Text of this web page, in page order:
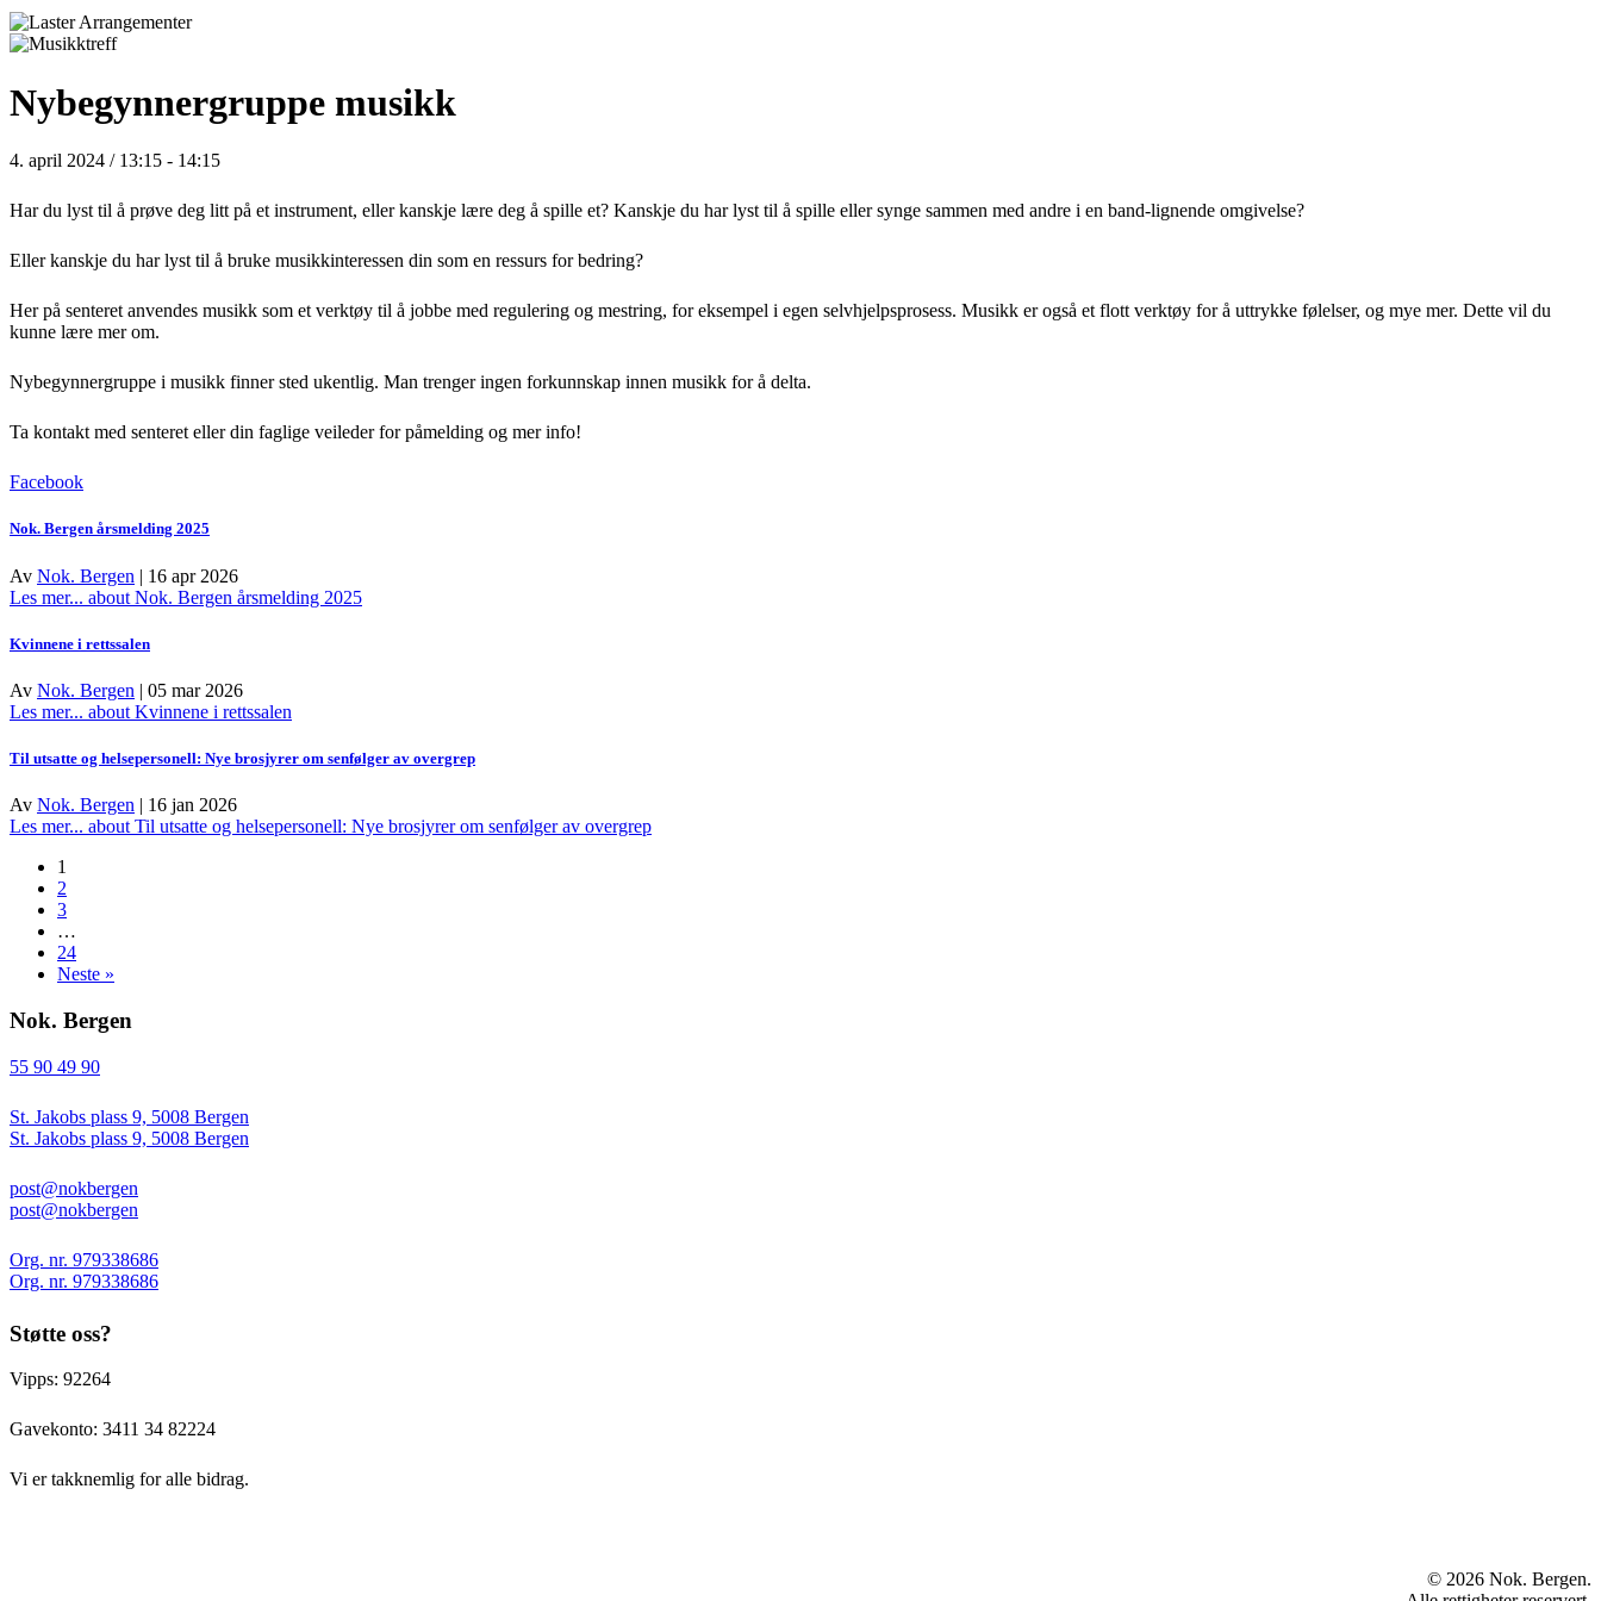
Nybegynnergruppe musikk
4. april 2024 / 13:15 - 14:15
Har du lyst til å prøve deg litt på et instrument, eller kanskje lære deg å spille et? Kanskje du har lyst til å spille eller synge sammen med andre i en band-lignende omgivelse?
Eller kanskje du har lyst til å bruke musikkinteressen din som en ressurs for bedring?
Her på senteret anvendes musikk som et verktøy til å jobbe med regulering og mestring, for eksempel i egen selvhjelpsprosess. Musikk er også et flott verktøy for å uttrykke følelser, og mye mer. Dette vil du
kunne lære mer om.
Nybegynnergruppe i musikk finner sted ukentlig. Man trenger ingen forkunnskap innen musikk for å delta.
Ta kontakt med senteret eller din faglige veileder for påmelding og mer info!
Facebook
Nok. Bergen årsmelding 2025
Av Nok. Bergen | 16 apr 2026
Les mer... about Nok. Bergen årsmelding 2025
Kvinnene i rettssalen
Av Nok. Bergen | 05 mar 2026
Les mer... about Kvinnene i rettssalen
Til utsatte og helsepersonell: Nye brosjyrer om senfølger av overgrep
Av Nok. Bergen | 16 jan 2026
Les mer... about Til utsatte og helsepersonell: Nye brosjyrer om senfølger av overgrep
1
2
3
…
24
Neste »
Nok. Bergen
55 90 49 90
St. Jakobs plass 9, 5008 Bergen
St. Jakobs plass 9, 5008 Bergen
post@nokbergen
post@nokbergen
Org. nr. 979338686
Org. nr. 979338686
Støtte oss?
Vipps: 92264
Gavekonto: 3411 34 82224
Vi er takknemlig for alle bidrag.
© 2026 Nok. Bergen.